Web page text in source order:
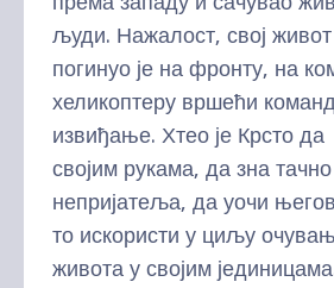
људи. Нажалост, свој живот
погинуо је на фронту, на
хеликоптеру вршећи
извиђање. Хтео је Крсто
својим рукама, да зна
непријатеља, да уочи
то искористи у циљу
живота у својим